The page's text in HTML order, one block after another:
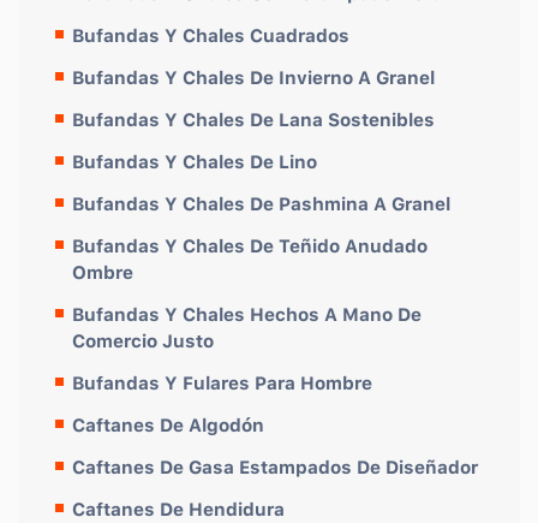
Bufandas Y Chales Cuadrados
Bufandas Y Chales De Invierno A Granel
Bufandas Y Chales De Lana Sostenibles
Bufandas Y Chales De Lino
Bufandas Y Chales De Pashmina A Granel
Bufandas Y Chales De Teñido Anudado
Ombre
Bufandas Y Chales Hechos A Mano De
Comercio Justo
Bufandas Y Fulares Para Hombre
Caftanes De Algodón
Caftanes De Gasa Estampados De Diseñador
Caftanes De Hendidura